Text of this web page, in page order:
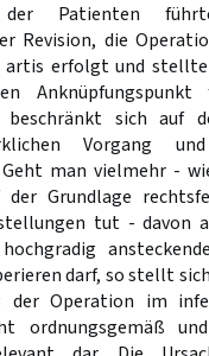
Patienten
Revision, die
artis erfolgt und
beschränkt sich auf
Vorgang
man vielmehr -
Grundlage
tut - davon
darf, so stellt
der Operation im
ordnungsgemäß